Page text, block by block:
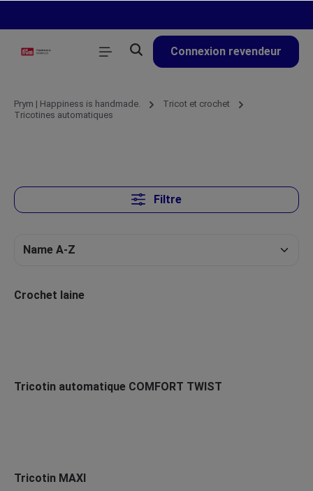
Connexion revendeur
Prym | Happiness is handmade.
Tricot et crochet
Tricotines automatiques
Filtre
Crochet laine
Tricotin automatique COMFORT TWIST
Tricotin MAXI